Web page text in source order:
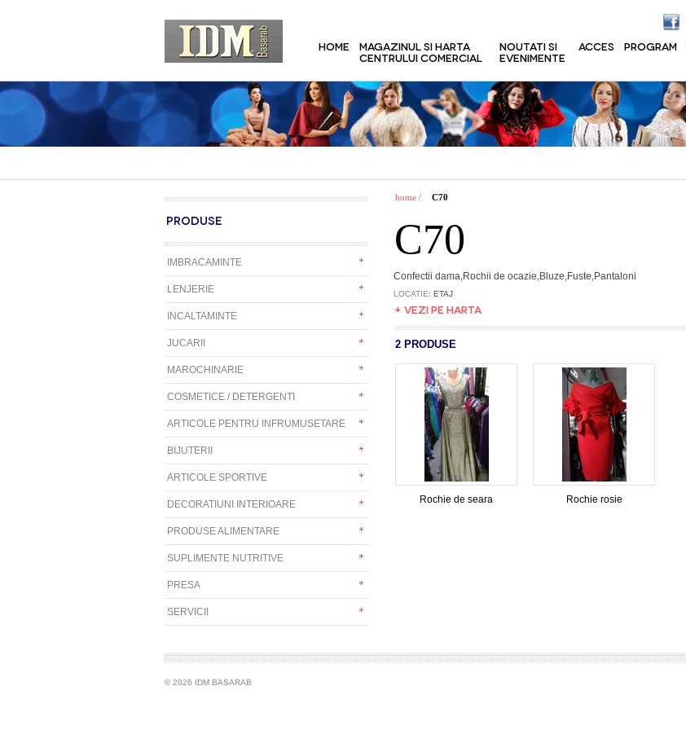
HOME
MAGAZINUL SI HARTA
CENTRULUI COMERCIAL
NOUTATI SI
EVENIMENTE
ACCES PROGRAM
PRODUSE
IMBRACAMINTE
LENJERIE
INCALTAMINTE
JUCARII
MAROCHINARIE
COSMETICE / DETERGENTI
ARTICOLE PENTRU INFRUMUSETARE
BIJUTERII
ARTICOLE SPORTIVE
DECORATIUNI INTERIOARE
PRODUSE ALIMENTARE
SUPLIMENTE NUTRITIVE
PRESA
SERVICII
home / C70
C70
Confectii dama,Rochii de ocazie,Bluze,Fuste,Pantaloni
LOCATIE: ETAJ
+ VEZI PE HARTA
2 PRODUSE
Rochie de seara Rochie rosie
© 2026 IDM BASARAB